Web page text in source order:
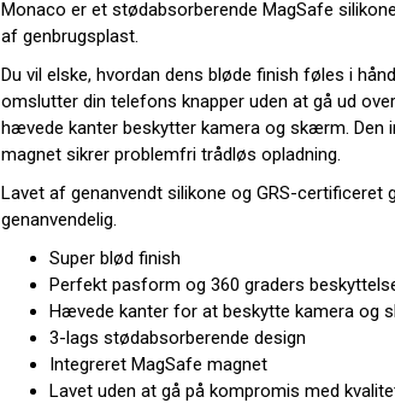
Monaco er et stødabsorberende MagSafe
af genbrugsplast.
Du vil elske, hvordan dens bløde finish føles i
omslutter din telefons knapper uden at gå ud
hævede kanter beskytter kamera og skærm. Den
magnet sikrer problemfri trådløs opladning.
Lavet af genanvendt silikone og GRS-certificeret
genanvendelig.
Super blød finish
Perfekt pasform og 360 graders
Hævede kanter for at beskytte kamera og
3-lags stødabsorberende design
Integreret MagSafe magnet
Lavet uden at gå på kompromis med